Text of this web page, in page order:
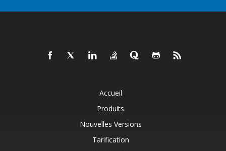
Accueil
Produits
Nouvelles Versions
Tarification